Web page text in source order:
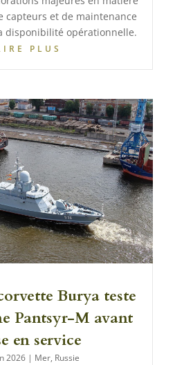
capteurs et de maintenance
disponibilité opérationnelle.
PLUS
Burya teste
Pantsyr-M avant
en service
2026| Mer, Russie